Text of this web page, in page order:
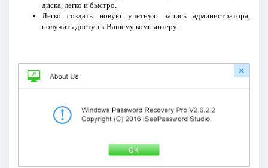
диска, легко и быстро.
Легко создать новую учетную запись администратора,
получить доступ к Вашему компьютеру.